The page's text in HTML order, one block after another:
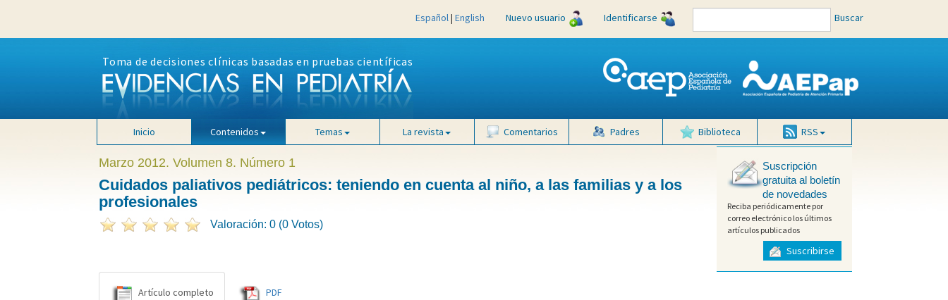
Español| English Nuevo usuario Identificarse Buscar
Toma de decisiones clínicas basadas en pruebas científicas
Inicio Contenidos Temas La revista Comentarios Padres Biblioteca RSS
Marzo 2012. Volumen 8. Número 1
Cuidados paliativos pediátricos: teniendo en cuenta al niño, a las familias y a los
profesionales
Valoración: 0 (0 Votos)
Suscripción
gratuita al boletín
de novedades
Reciba periódicamente por
correo electrónico los últimos
artículos publicados
Suscribirse
Artículo completo PDF